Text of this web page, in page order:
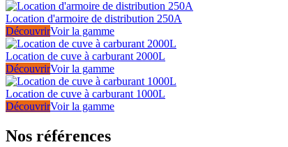
Location d'armoire de distribution 250A
DécouvrirVoir la gamme
Location de cuve à carburant 2000L
DécouvrirVoir la gamme
Location de cuve à carburant 1000L
DécouvrirVoir la gamme
Nos références